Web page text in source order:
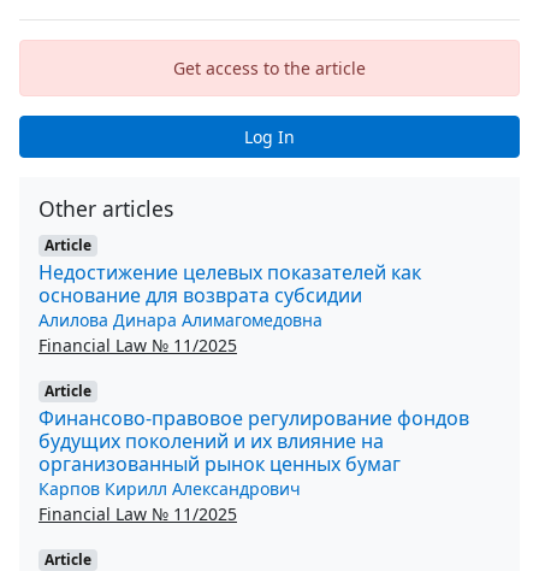
Get access to the article
Log In
Other articles
Article
Недостижение целевых показателей как
основание для возврата субсидии
Алилова Динара Алимагомедовна
Financial Law № 11/2025
Article
Финансово-правовое регулирование фондов
будущих поколений и их влияние на
организованный рынок ценных бумаг
Карпов Кирилл Александрович
Financial Law № 11/2025
Article